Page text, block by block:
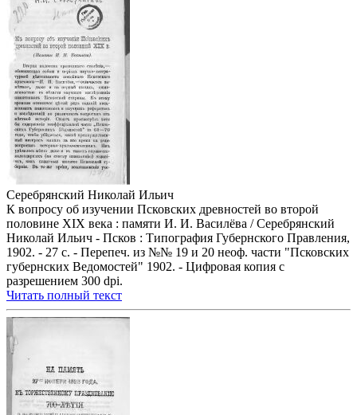
Серебрянский Николай Ильич
К вопросу об изучении Псковских древностей во второй
половине XIX века : памяти И. И. Василёва / Серебрянский
Николай Ильич - Псков : Типография Губернского Правления,
1902. - 27 с. - Перепеч. из №№ 19 и 20 неоф. части "Псковских
губернских Ведомостей" 1902. - Цифровая копия с
разрешением 300 dpi.
Читать полный текст